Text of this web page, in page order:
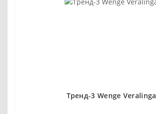
Тренд-3 Wenge Veralinga